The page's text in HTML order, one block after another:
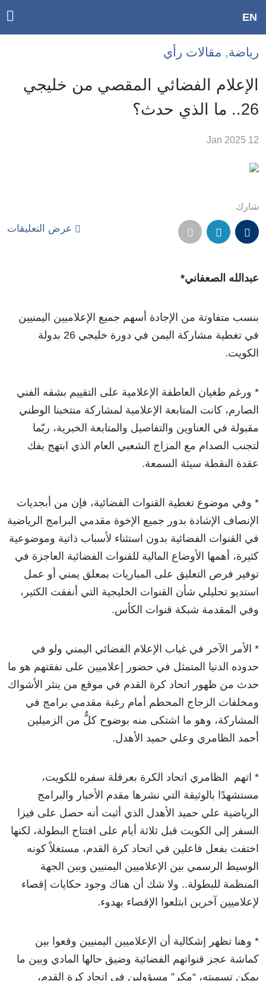
Accessibility
links
الرئيسي
الأقسام
Skip
Search
EN
رياضة, مقالات رأي
الإعلام الفضائي المقصي من خليجي
26.. ما الذي حدث؟
12 Jan 2025
شارك
عرض التعليقات
عبدالله الصعفاني*
بنسب متفاوتة من الإجادة أسهم جميع الإعلاميين اليمنيين
في تغطية مشاركة اليمن في دورة خليجي 26 بدولة
الكويت.
* ورغم طغيان العاطفة الإعلامية على التقييم بشقه الفني
الصارم، كانت المتابعة الإعلامية لمشاركة منتخبنا الوطني
مقبولة في العناوين والتفاصيل والمتابعة الخبرية، ربّما
لتجنب الصدام مع المزاج الشعبي العام الذي ابتهج بفك
عقدة النقطة سيئة السمعة.
* وفي موضوع تغطية القنوات الفضائية، فإن من أبجديات
الإنصاف الإشادة بدور جميع الإخوة مقدمي البرامج الرياضية
في القنوات الفضائية بدون استثناء لأسباب ذاتية وموضوعية
كثيرة، أهمها الأوضاع المالية للقنوات الفضائية العاجزة في
توفير فرص التعليق على المباريات بمعلق يمني أو عمل
استديو تحليلي شأن القنوات الخليجية التي أنفقت الكثير،
وفي المقدمة شبكة قنوات الكأس.
* الأمر الآخر في غياب الإعلام الفضائي اليمني ولو في
حدوده الدنيا المتمثل في حضور إعلاميين على نفقتهم هو ما
حدث من ظهور اتحاد كرة القدم في موقع من ينثر الأشواك
ومخلفات الزجاج المحطم أمام رغبة مقدمي برامج في
المشاركة، وهو ما اشتكى منه بوضوح كلٌّ من الزميلين
أحمد الظامري وعلي حميد الأهدل.
* اتهم الظامري اتحاد الكرة بعرقلة سفره للكويت،
مستشهدًا بالوثيقة التي نشرها مقدم الأخبار والبرامج
الرياضية علي حميد الأهدل الذي أثبت أنه حصل على فيزا
السفر إلى الكويت قبل ثلاثة أيام على افتتاح البطولة، لكنها
اختفت بفعل فاعلين في اتحاد كرة القدم، مستغلاً كونه
الوسيط الرسمي بين الإعلاميين اليمنيين وبين الجهة
المنظمة للبطولة.. ولا شك أن هناك وجود حكايات إقصاء
لإعلاميين آخرين ابتلعوا الإقصاء بهدوء.
* وهنا تظهر إشكالية أن الإعلاميين اليمنيين وقعوا بين
كماشة عجز قنواتهم الفضائية وضيق حالها المادي وبين ما
يمكن تسميته، “مكر” مسؤولين في اتحاد كرة القدم،